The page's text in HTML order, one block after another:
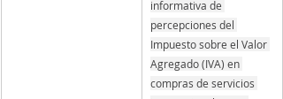
informativa de
percepciones del
Impuesto sobre el Valor
Agregado (IVA) en
compras de servicios